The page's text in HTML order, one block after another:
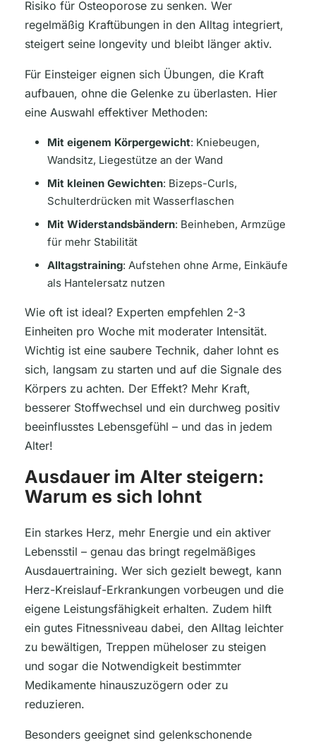
Risiko für Osteoporose zu senken. Wer
regelmäßig Kraftübungen in den Alltag integriert,
steigert seine longevity und bleibt länger aktiv.
Für Einsteiger eignen sich Übungen, die Kraft
aufbauen, ohne die Gelenke zu überlasten. Hier
eine Auswahl effektiver Methoden:
Mit eigenem Körpergewicht: Kniebeugen,
Wandsitz, Liegestütze an der Wand
Mit kleinen Gewichten: Bizeps-Curls,
Schulterdrücken mit Wasserflaschen
Mit Widerstandsbändern: Beinheben, Armzüge
für mehr Stabilität
Alltagstraining: Aufstehen ohne Arme, Einkäufe
als Hantelersatz nutzen
Wie oft ist ideal? Experten empfehlen 2-3
Einheiten pro Woche mit moderater Intensität.
Wichtig ist eine saubere Technik, daher lohnt es
sich, langsam zu starten und auf die Signale des
Körpers zu achten. Der Effekt? Mehr Kraft,
besserer Stoffwechsel und ein durchweg positiv
beeinflusstes Lebensgefühl – und das in jedem
Alter!
Ausdauer im Alter steigern:
Warum es sich lohnt
Ein starkes Herz, mehr Energie und ein aktiver
Lebensstil – genau das bringt regelmäßiges
Ausdauertraining. Wer sich gezielt bewegt, kann
Herz-Kreislauf-Erkrankungen vorbeugen und die
eigene Leistungsfähigkeit erhalten. Zudem hilft
ein gutes Fitnessniveau dabei, den Alltag leichter
zu bewältigen, Treppen müheloser zu steigen
und sogar die Notwendigkeit bestimmter
Medikamente hinauszuzögern oder zu
reduzieren.
Besonders geeignet sind gelenkschonende